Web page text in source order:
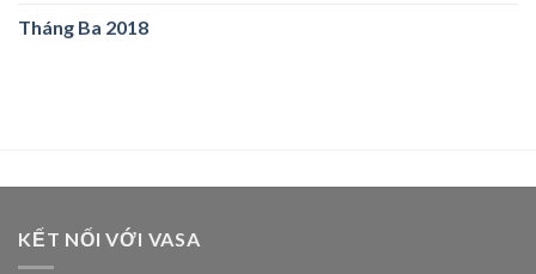
Tháng Ba 2018
KẾT NỐI VỚI VASA